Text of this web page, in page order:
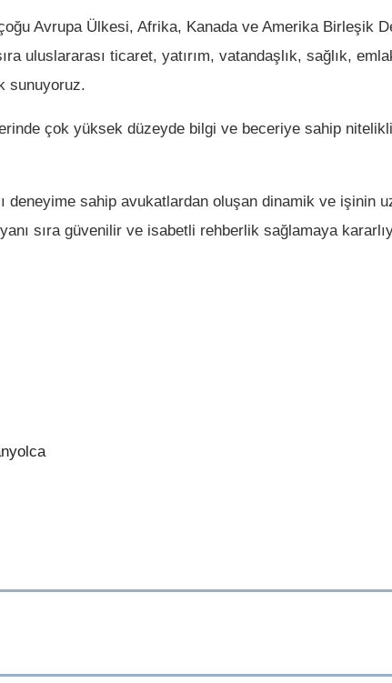
Avrupa Ülkesi, Afrika, Kanada ve Amerika Birleşik
uluslararası ticaret, yatırım, vatandaşlık, sağlık,
sunuyoruz.
çok yüksek düzeyde bilgi ve beceriye sahip
deneyime sahip avukatlardan oluşan dinamik ve işinin
sıra güvenilir ve isabetli rehberlik sağlamaya